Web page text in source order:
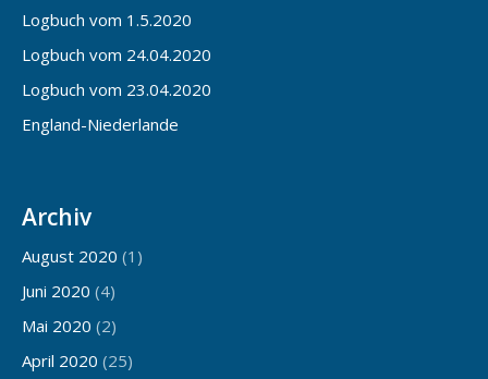
Logbuch vom 1.5.2020
Logbuch vom 24.04.2020
Logbuch vom 23.04.2020
England-Niederlande
Archiv
August 2020 (1)
Juni 2020 (4)
Mai 2020 (2)
April 2020 (25)